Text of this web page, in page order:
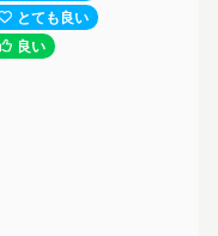
とても良い
良い